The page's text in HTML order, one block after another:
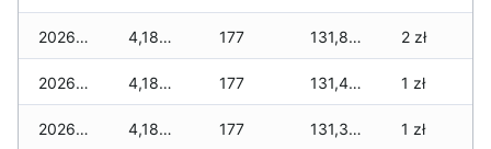
2026-02-10 4,188 zł 177 131,821 zł 2 zł
2026-02-09 4,188 zł 177 131,473 zł 1 zł
2026-02-08 4,188 zł 177 131,373 zł 1 zł